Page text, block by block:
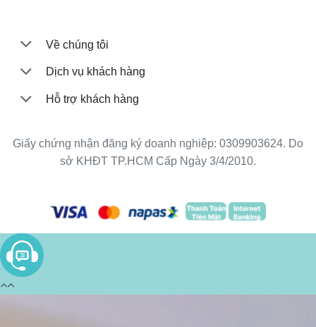
Về chúng tôi
Dịch vụ khách hàng
Hỗ trợ khách hàng
Giấy chứng nhận đăng ký doanh nghiệp: 0309903624. Do
sở KHĐT TP.HCM Cấp Ngày 3/4/2010.